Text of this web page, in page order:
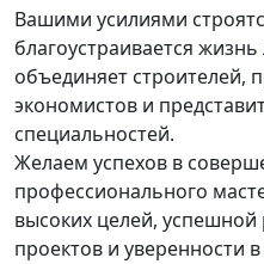
Вашими усилиями
благоустраивается
объединяет строителей,
экономистов и
специальностей.
Желаем успехов в
профессионального
высоких целей,
проектов и уверенности